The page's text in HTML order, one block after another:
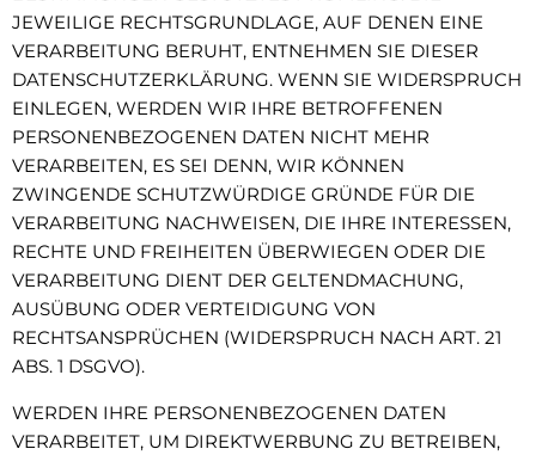
JEWEILIGE RECHTSGRUNDLAGE, AUF DENEN EINE
VERARBEITUNG BERUHT, ENTNEHMEN SIE DIESER
DATENSCHUTZERKLÄRUNG. WENN SIE WIDERSPRUCH
EINLEGEN, WERDEN WIR IHRE BETROFFENEN
PERSONENBEZOGENEN DATEN NICHT MEHR
VERARBEITEN, ES SEI DENN, WIR KÖNNEN
ZWINGENDE SCHUTZWÜRDIGE GRÜNDE FÜR DIE
VERARBEITUNG NACHWEISEN, DIE IHRE INTERESSEN,
RECHTE UND FREIHEITEN ÜBERWIEGEN ODER DIE
VERARBEITUNG DIENT DER GELTENDMACHUNG,
AUSÜBUNG ODER VERTEIDIGUNG VON
RECHTSANSPRÜCHEN (WIDERSPRUCH NACH ART. 21
ABS. 1 DSGVO).
WERDEN IHRE PERSONENBEZOGENEN DATEN
VERARBEITET, UM DIREKTWERBUNG ZU BETREIBEN,